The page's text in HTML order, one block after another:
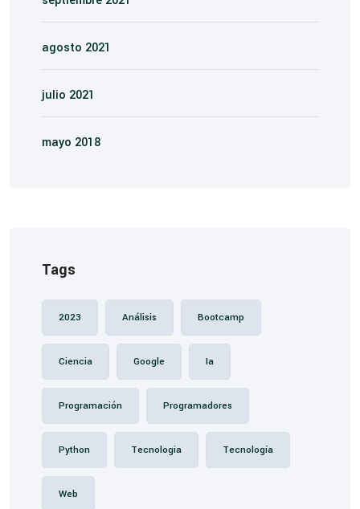
agosto 2021
julio 2021
mayo 2018
Tags
2023 Análisis Bootcamp
Ciencia Google Ia
Programación Programadores
Python Tecnologia Tecnología
Web